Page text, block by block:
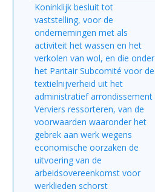
Koninklijk besluit tot
vaststelling, voor de
ondernemingen met als
activiteit het wassen en het
verkolen van wol, en die onder
het Paritair Subcomité voor de
textielnijverheid uit het
administratief arrondissement
Verviers ressorteren, van de
voorwaarden waaronder het
gebrek aan werk wegens
economische oorzaken de
uitvoering van de
arbeidsovereenkomst voor
werklieden schorst